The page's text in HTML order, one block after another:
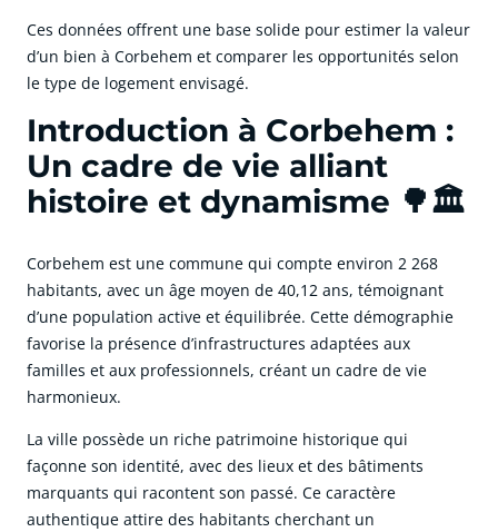
Ces données offrent une base solide pour estimer la valeur
d’un bien à Corbehem et comparer les opportunités selon
le type de logement envisagé.
Introduction à Corbehem :
Un cadre de vie alliant
histoire et dynamisme 🌳🏛️
Corbehem est une commune qui compte environ 2 268
habitants, avec un âge moyen de 40,12 ans, témoignant
d’une population active et équilibrée. Cette démographie
favorise la présence d’infrastructures adaptées aux
familles et aux professionnels, créant un cadre de vie
harmonieux.
La ville possède un riche patrimoine historique qui
façonne son identité, avec des lieux et des bâtiments
marquants qui racontent son passé. Ce caractère
authentique attire des habitants cherchant un